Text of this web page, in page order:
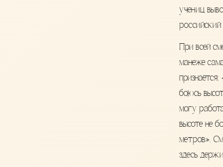
учениц
российский
При всей
манеже
признаётся:
боюсь
могу
высоте не
метров».
здесь